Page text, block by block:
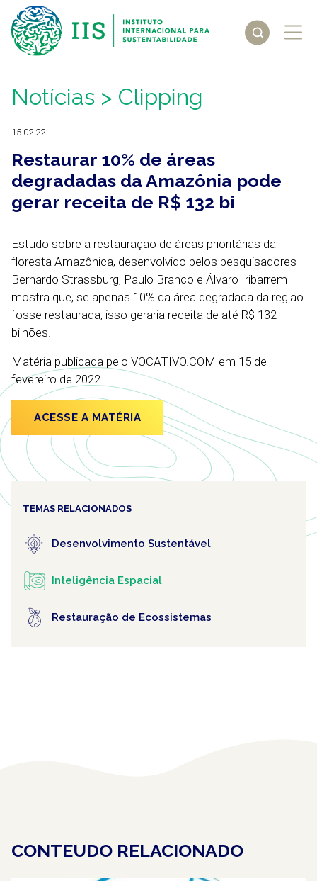
Notícias > Clipping
15.02.22
Restaurar 10% de áreas
degradadas da Amazônia pode
gerar receita de R$ 132 bi
Estudo sobre a restauração de áreas prioritárias da
floresta Amazônica, desenvolvido pelos pesquisadores
Bernardo Strassburg, Paulo Branco e Álvaro Iribarrem
mostra que, se apenas 10% da área degradada da região
fosse restaurada, isso geraria receita de até R$ 132
bilhões.
Matéria publicada pelo VOCATIVO.COM em 15 de
fevereiro de 2022.
ACESSE A MATÉRIA
TEMAS RELACIONADOS
Desenvolvimento Sustentável
Inteligência Espacial
Restauração de Ecossistemas
CONTEUDO RELACIONADO